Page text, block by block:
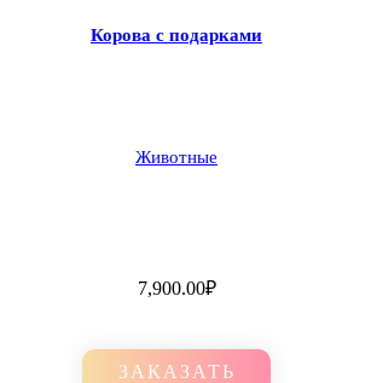
Корова с подарками
Животные
7,900.00₽
ЗАКАЗАТЬ